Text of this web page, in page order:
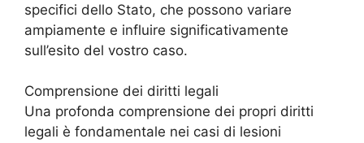
specifici dello Stato, che possono variare
ampiamente e influire significativamente
sull’esito del vostro caso.
Comprensione dei diritti legali
Una profonda comprensione dei propri diritti
legali è fondamentale nei casi di lesioni